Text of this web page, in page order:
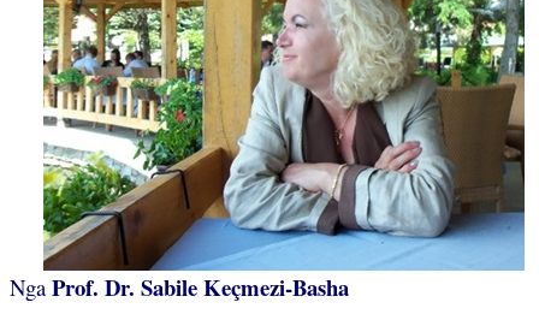
Nga Prof. Dr. Sabile Keçmezi-Basha